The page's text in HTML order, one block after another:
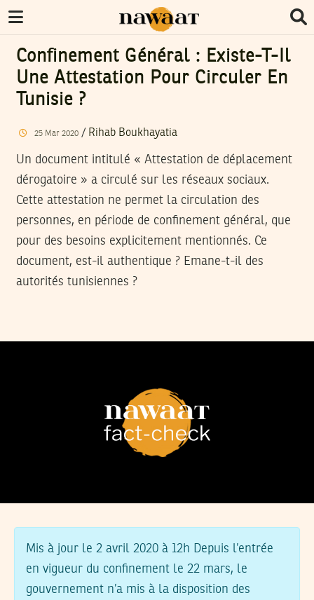
Confinement Général : Existe-T-Il
Une Attestation Pour Circuler En
Tunisie ?
25 Mar 2020/ Rihab Boukhayatia
Un document intitulé « Attestation de déplacement
dérogatoire » a circulé sur les réseaux sociaux.
Cette attestation ne permet la circulation des
personnes, en période de confinement général, que
pour des besoins explicitement mentionnés. Ce
document, est-il authentique ? Emane-t-il des
autorités tunisiennes ?
Mis à jour le 2 avril 2020 à 12h Depuis l’entrée
en vigueur du confinement le 22 mars, le
gouvernement n’a mis à la disposition des